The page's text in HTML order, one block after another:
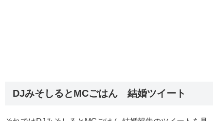
DJみそしるとMCごはん 結婚ツイート